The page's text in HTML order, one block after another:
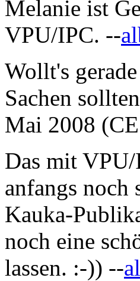
Melanie ist
VPU/IPC. --
Wollt's
Sachen
Mai 2008
Das mit VPU/
anfangs
Kauka-
noch eine
lassen. :-)) --